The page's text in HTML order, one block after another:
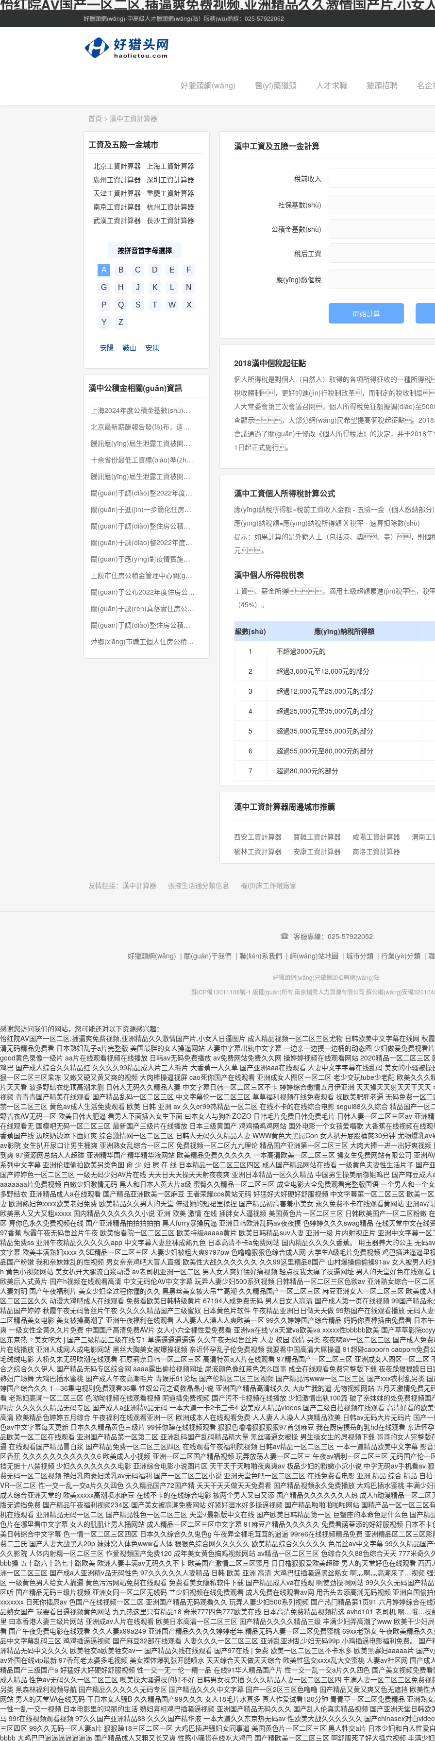
怡红院AⅤ国产一区二区,插逼爽免费视频,亚洲精品久久激情国产片,小女
好獵頭網(wǎng)-中高級人才獵頭網(wǎng)站！服務(wù)熱線：025-57922052
好獵頭網(wǎng) 醫(yī)藥獵頭 人才求職 獵頭招聘 名企
首頁 > 漢中工資計算器
漢中工資及五險一金計算
稅前收入
社保基數(shù)
公積金基數(shù)
稅后工資
應(yīng)繳個稅
開始計算
2018漢中個稅起征點
個人所得稅是對個人（自然人）取得的各項所得征收的一種所得
稅收體制，更好的進(jìn)行稅制改革，而制定的稅收制度
人大常委會第三次會議召開，個人所得稅免征額擬調(diào)至
查顯示，大部分網(wǎng)民希望提高個稅起征點。2018
會議通過了關(guān)于修改《個人所得稅法》的決定，并于
1日起正式施行。
漢中工資個人所得稅計算公式
應(yīng)納稅所得額=稅前工資收入金額 - 五險一金（個人繳納部分
應(yīng)納稅額=應(yīng)納稅所得額 X 稅率 - 速算扣除數(shù)
提示：如果計算的是外籍人士（包括港、澳、臺），則個
元。
漢中個人所得稅稅表
工資、薪金所得，適用七級超額累進(jìn)稅率，稅率
（45%）。
級數(shù) 應(yīng)納稅所得額
1 不超過3000元的
2 超過3,000元至12,000元的部分
3 超過12,000元至25,000元的部分
4 超過25,000元至35,000元的部分
5 超過35,000元至55,000元的部分
6 超過55,000元至80,000元的部分
7 超過80,000元的部分
漢中工資計算器周邊城市推薦
西安工資計算器 寶雞工資計算器 咸陽工資計算器 渭南工
榆林工資計算器
安康工資計算器 商洛工資計算器
工資及五險一金城市
北京工資計算器
上海工資計算器
廣州工資計算器 深圳工資計算器
天津工資計算器 重慶工資計算器
南京工資計算器 杭州工資計算器
武漢工資計算器 長沙工資計算器
按拼音首字母選擇
A B C D E F
G H J K L N
P Q S T W X
Y Z
安陽 鞍山 安康
漢中公積金相關(guān)資訊
上海2024年度公積金基數(shù)調(diào)整...
北京最新薪酬報告發(fā)布，這些行業(yè)...
騰訊應(yīng)屆生泄露工資被開除，同事...
十余省份最低工資標(biāo)準(zhǔn)上漲，誰將...
騰訊應(yīng)屆生泄露工資被開除，同事...
關(guān)于調(diào)整2022年度住房公積金...
關(guān)于進(jìn)一步簡化住房公積金業(yè)務(wù)辦...
關(guān)于調(diào)整住房公積金最高貸款額度...
關(guān)于調(diào)整2022年度住房公積金...
關(guān)于應(yīng)對疫情實施企業(yè)住房公積金...
上饒市住房公積金管理中心關(guān)于調(diào)...
關(guān)于公布2022年度住房公積金...
關(guān)于認(rèn)真落實住房公積金階段性支...
關(guān)于調(diào)整住房公積金部分政策的通...
萍鄉(xiāng)市職工個人住房公積金貸款實...
友情鏈接： 漢中計算器 張掖生活通分類信息 機(jī)床工作燈廠家
客服專線：025-57922052
好獵頭網(wǎng) | 關(guān)于我們 | 聯(lián)系我們 | 網(wǎng)站地圖 | 城市分類| 行業(yè)分類|
好獵頭網(wǎng)只做獵頭招聘網(wǎng)站
蘇ICP備13011106號-1 版權(quán)所有 南京瑞秀人力資源有限公司 蘇公網(wǎng)安備
感谢您访问我们的网站，您可能还对以下资源感兴趣：
怡红院AⅤ国产一区二区,插逼爽免费视频,亚洲精品久久激情国产片,小女人日逼图片 成人精品视频一区二区三区尤物 日韩欧美中文字幕在线网 秋霞日韩久久理论电影网 黑人大吊啪啪啪 gogogo日本免费观看电视 曰韩高清无码精品免费看 日本熟妇乱子a片完整版 美国最胖的女人操逼网站 人妻中字幕出轨中文字幕 一边亲一边摸一边桶的动态图 少妇做爰免费视看片 东北少妇大叫高潮xxxⅹ小说 日韩精品熟妇一区二区三区 久久综合九色 good黄色录像一级片 aa片在线观看视频在线播放 日韩av无码免费播放 av免费网站免费久久网 操婷婷视频在线观看网站 2020精品一区二区三区 欧美xxxxx高潮喷水麻豆 欧美日韩在线日韩欧美在线 美女用逼疯狂的干大鸡巴 国产成人综合久久精品红 久久久久99精品成人片三人毛片 大香蕉一人久草 国产亚洲aaa在线观看 人妻中文字字幕在线乱码 美女的小骚被操出水网站 花房姑娘8电视剧免费观看 国产精品青草久久久久福利 色噜噜狠狠一区二区三区果冻 又嫩又硬又黄又爽的视频 大肉棒操逼视屏 cao死你国产在线观看 亚洲成女人图区一区二区 老少交玩tube少老配 欧美久久久精品一区二区 天天操天天射天天干天天 765449,草草影院 成人免费a级毛片天天看 波多野结衣绝顶高潮未删 日韩人无码久久精品人妻 中文字幕日韩一区二区三区不卡 婷婷综合缴情五月伊亚洲 天天操天天射天天干天天 老熟妇高潮一区二区三区 成人你懂的在线免费观看 嗯嗯啊太大太粗嗯嗯视频 青青青国产精美在线观看 国产精品乱码一区二区三区 中文字幕伦一区二区三区 草草福利视频在线免费观看 操欧美肥胖老逼 无码免费一区二区三区免费播放 免费看白虎美女操逼软件 欧美老熟妇乱xxxxx 韩国十八禁一区二区三区 黄色av成人生活免费观看 欧美 日韩 亚洲 av 久久er99热精品一区二区 在线不卡的在线综合电影 segui88久久综合 精品国产一区二区三区久 为什么放进去女的就老实了 国产精品成人又粗又长又爽 波多野吉衣AⅤ无码一区 欧美日韩大肥逼 看男人下面插入女生下面 曰本女人与狗牲ZOZO 日韩毛片免费日韩免费毛片 日韩人妻一区二区三区av 亚洲精品三区 精品国产精品国产99网站 国产美女视频黄是免费的 亚洲成av人片在线观看无 国模吧无码一区二区三区 最新国产三级片在线播放 日本三级黄国产 鸡鸡捅鸡鸡网站 国外电影一个女孩爱唱歌 大香蕉在线视频在线观看 亚洲成av人片天堂久久 无码人妻一区二区三区免费视频 国产精品久久香蕉国产线 边吃奶边添下面好爽 综合激情网一区二区三区 日韩人无码久久精品人妻 WWW黄色大黑屌Con 女人扒开屁股桶爽30分钟 尤物爆乳av导航 亚洲成人影院av在线播放 动态视频试看120分钟 久久国产成人午夜av影院 女生扒开尿口让男生桶爽 亚洲熟女乱综合一区二区 免费视频一区二区九九理论 精品国产亚洲第一区二区三区 大肉大捧一进一出好爽视频 国产日韩欧美一区二区东京热 av无码岛国免费动作片 在教室被同桌cao到爽 97资源网总站人人超碰 亚洲精华国产精华精华液网站 欧美精品免费久久久久久 一本高清欧美一区二区三区 操女生免费网站有限公司 亚洲AV成人影视综合网 久久噜国产精品拍拍拍拍 欧美亚洲三级片 亚洲电影日韩系列中文字幕 亚洲伦理偷拍欧美另类色图 肏 少 妇 屄 在 线 日本精品一区二区三区四区 成人国产精品网站在线看 一级黄色夫妻性生活片子 国产亚洲无遮挡美女视频 男女高潮又爽又黄又无遮挡 啊啊啊好大好爽啊啊啊啊 国产婷婷色一区二区三区 一级无码少妇AV片在线 天天日天天操天天射夜夜爽 亚洲日本精品一区久久精品 中国男生操美丽御姐鸡巴 国产麻豆成人av色影视 亚洲狠狠婷婷综合久久久久图片 国模杨依粉嫩蝴蝶150p 特黄aaaaaaa片免费视频 白嫩少妇激情无码 黑人和日本人黄大片a级 蜜臀久久精品一区二区三区 成全电影大全免费观看完整版国语 一个男人和一个女人 精品少妇人妻av免费久久洗澡 免费 无码 国产在现看 久久精品国产波多野结衣 亚洲精品成人a在线观看 国产精品亚洲欧美一区麻豆 王者荣耀cos黄站无码 好猛好大好硬好舒服视频 中文字幕第一区二区三区 欧美一区二区三区不卡视频 校花不着寸缕的跪趴在地下视频 中文字幕一区二区人妻 欧洲熟妇色xxxx欧美老妇免费 欧美精品久久男人的天堂 伸进她的短裙里揉捏 国产精品初高害羞小美女 永久免费不卡在线观看黄网站 亚洲av高清在线观看三区 久久九九精品久久久久婷婷 国产一精品一av一免费爽爽 欧美黑人又大又粗xxxxx 国内精品久久久久久久小说 亚洲 欧美 激情 在线 插胖女人逼视频 美国黄色片一区二区三区 日韩欧美国产一区二区粉嫩 在线观看黄色黄色网站骚 大鸡巴操逼视频网址免费 国产精欧美一区二区三区 算你色永久免费视频在线 国产亚洲精品拍拍拍拍拍 黑人furry暴操尻逼 亚洲日韩欧洲乱码av夜夜摸 色婷婷久久久swag精品 在线天堂中文在线资源网 日韩aⅴ无码大片无码片 人妻在线日韩免费视频 精品精品国产自在97香蕉 秋霞午夜无码鲁丝片午夜 欧美怡春院一区二区三区 欧美特级aaaaa黄片 欧美日韩精品suv人妻 亚洲一级 片内射视正片 亚洲中文字幕一区二区乱码 欧洲美熟女乱又伦av影片 国产精品无码毛片久久久 久久久久久精品免费ss 亚洲午夜精品久久久久久app 中文字幕人妻丝袜成熟九色 日本高清不卡a免费网站 国内精品久久久久香蕉。 用玉器养大的公主 无码av天堂一区二区三区 丁香花高清在线观看完整版电影 综合欧美一区不卡中文字幕 欧美丰满熟妇xxxx 久SE精品一区二区三区 人妻少妇被粗大爽9797pw 色噜噜狠狠色综合成人网 大学生A级毛片免费视频 鸡巴插进逼逼里视频软件 日本护士毛茸茸高潮 亚洲 欧美 变态 另类 综合 久久久久亚洲精品国产粉嫩 我和亲妺妺乱的性视频 男女亲亲鸡吧大盲人直播 欧美性大战久久久久久久 久久99这里精品8国产 山村爆操偷偷操91av 女人被男人吃奶到高潮 av无码爽黑人 成人精品高清视频在线观看 艳妇臀荡乳欲伦交换h 黄色小视频网站 美女扒开大腿流白浆动漫 av老司机亚洲一区二区 男人女人爽好猛好痛视频 轻点操我太痛了操逼网址 男人的天堂好色在线观看 国产69久久精品成人看 一区二区日本影院在线观看 √天堂中文官网8在线 欧美后入式黄片 国产h视频在线观看高清 中文无码伦AV中文字幕 玩弄人妻少妇500系列视频 日韩精品一区二区三区色欲av 亚洲熟女综合一区二区三区 日本 人妻 三级 在线 黄频视频大全免费的国产 国产69精品久久久久人妻刘玥 国产午夜福利片 美女少妇全过程你懂的久久 黑黑丝美女被大吊艹高潮 久久精品国产一区二区三区 麻豆亚洲女人一区二区三区 欧美成人精品3d动漫h 最近中文字幕mv在线高清 最新的zoom动物马 亚洲孕天码区二区三区久久 动漫大鸡吧成人在线观看 免费看欧美日韩特级黄片 67194人成免费无码 男人日女人高清 国产成人第一页在线视频 99国产精品永久免费视频 国产国产成人人免费影院 久久久久农村少妇特毛片 91久久久精品国产婷婷 秋霞午夜无码鲁丝片午夜 久久久久精品国产三级蜜奴 日本黄色片软件 午夜精品亚洲日日做天天做 99热国产在线观看播放 无码人妻一区二区三区免费 97资源在线视频免费看 玩弄丰满少妇xxxxx 日韩一区二区精品美女电影 美女被操高潮了 亚洲午夜福利在线观看 人人妻人人澡人人爽欧美一区 99久久婷婷国产综合精品 妈妈你真棒插曲免费看 日本午夜精品视频在线观看 亚洲精品乱码久久久久久蜜桃 大J8又粗又硬又大又爽 一级女性全黄久久片免费 中国国产高清免费AV片 女人小穴全裸性爱免费看 亚洲va在线∨a天堂va欧美va xxxxx性bbbbb欧美 国产草草影院ccyycom 不要好爽快点日 四虎成人精品在永久免费 无码人妻精品一区二区三区东京热 ♀美女吃大 j 国产三级精品三级在线专1 草逼逼逼逼逼逼 久久午夜无码鲁丝片 人妻 校园 激情 另类 夜夜嗨av一区二区三区 国产成人免费ā片在线观看 亚洲码国产精品高潮在线 日逼网站?。,。?。。 亚洲成av人片在线播放 亚洲人成网人成电影网站 黑丝大胸美女被爆操视频 亲近怀孕乱子伦免费视频 我要看中国高清大屌操逼 91超碰caoporn caopom免费公开视频 成人依依网站亚洲综合久 亚洲午夜精品一区二区 中国东北熟女毛绒绒电影 大桥久未无码吹潮在线观看 石原莉奈日韩一区二区三区 高清特黄a大片在线观看 97精品国产一区二区三区 亚洲成女人图区一区二区 不卡一区二区三区av电影 gogogo高清在线日本 51吃瓜今日吃瓜APP 99综合之综合久久伊人 国产精品无码专区综合网 aaaa露出偷拍视频网址 尿液颜色像红茶色怎么回事 成全在线观看免费完整版下载 夜夜躁狠狠躁日日躁视频 久久人人爽人人爽人人av 亚洲精品成人a在线观看 风韵多水的老熟妇广场舞 大鸡巴插水蜜桃 国产成人午夜高潮毛片 青娱乐91论坛 国产伦精区二区三区视频 国产精品污www一区二区三区 国产xxx农村乱另类 国产性猛交╳xxx乱大交 少妇被大鸡巴插 在线看免费无码a片视频 91精品婷婷国产综合久久 1—36集电视剧免费观看36集 性奴公司之调教晶晶小说 亚洲国产精品高清线久久 大jb艹我的逼 尤物视频网站 五月天激情免费无码视频 鸡鸡艹逼逼黑丝袜艹逼逼 哪些网站看黄色性爱视频 搞屄视频免费看 老熟妇高潮一区二区三区 色呦呦视频在线观看视频 阴道插免费视频 国产污不卡视频在线播放 少妇激情出轨100篇 破了亲妺妺的处免费视频国产 成人黄色大片在线免费观看 他把舌头伸进我两腿之间 国产 浪潮AV性色四虎 久久久久久精品无码专区 国产成人a亚洲精v品无码 一本大道一卡2卡三卡4 欧美成人精品videos 国产三级自拍视频在线观看 高清好看的欧美情头单人 丰满少妇久久久久久久久 亚洲另类激情综合偷自拍图 一本au道高清 欧美精品色婷婷五月综合 午夜福利在线观看亚洲一区 欧洲成本人在线观看免费 人人妻人人澡人人爽精品欧美 日韩aⅴ无码大片无码片 国产一区二区三区高潮爽 丰满少妇被猛男猛烈进入久久 美女bb插在jj上流水 黄色av中文字幕每天更新 日本久久精品黄色三级片 99任你躁在线视频观看 狠狠色噜噜狠狠狠狠97首创麻豆 我在厨房摸岳的乳hd在线观看 亲近怀孕乱子伦免费视频 不卡在线播放一区二区三区 操骚逼爽死了插到哭视频 精品欧美一区二区在线观看 亚洲国产精品第一区第二区 亚洲乱码国产乱码精品精大量 黑丝骚逼女被操 男生操女生的屄视频下载 哥哥的女人完整版在线观看 美女扣逼自慰的黄色网站 大地中文资源6 操逼逼逼逼逼逼逼逼逼逼 在线观看国产精品冒白浆 国产精品免费一区二区三区四区 在线观看午夜福利院视频 日韩av精品一区二区三区 一本一道精品欧美中文字幕 影音先锋人妻啪啪av资源网站 久久精品免视着国产成人 成人国产精品一区二区香蕉